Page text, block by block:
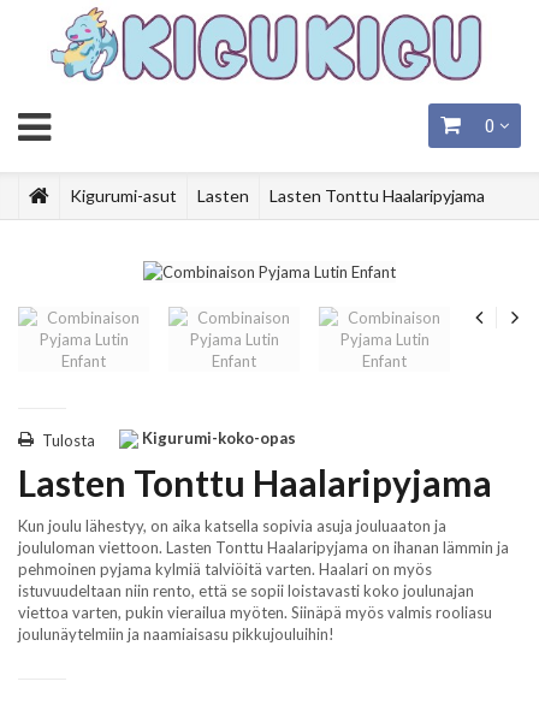
0
Kigurumi-asut Lasten Lasten Tonttu Haalaripyjama
Kigurumi-koko-opas
Tulosta
Lasten Tonttu Haalaripyjama
Kun joulu lähestyy, on aika katsella sopivia asuja jouluaaton ja
joululoman viettoon. Lasten Tonttu Haalaripyjama on ihanan lämmin ja
pehmoinen pyjama kylmiä talviöitä varten. Haalari on myös
istuvuudeltaan niin rento, että se sopii loistavasti koko joulunajan
viettoa varten, pukin vierailua myöten. Siinäpä myös valmis rooliasu
joulunäytelmiin ja naamiaisasu pikkujouluihin!